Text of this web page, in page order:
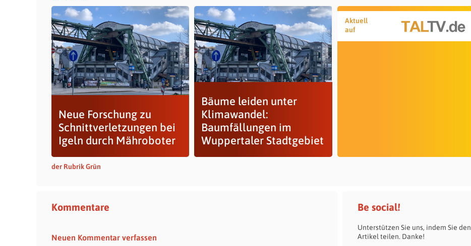
Neue Forschung zu
Schnittverletzungen bei
Igeln durch Mähroboter
Bäume leiden unter
Klimawandel:
Baumfällungen im
Wuppertaler Stadtgebiet
Aktuell
auf
der Rubrik Grün
Kommentare
Neuen Kommentar verfassen
Be social!
Unterstützen Sie uns, indem Sie den
Artikel teilen. Danke!